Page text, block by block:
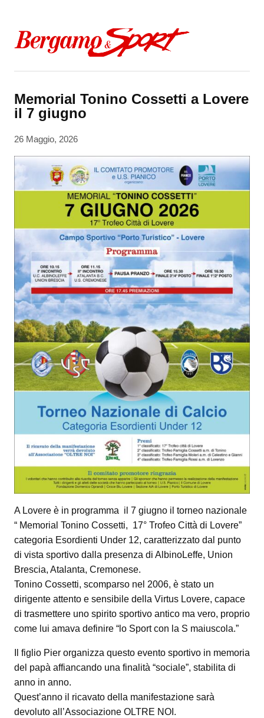
Memorial Tonino Cossetti a Lovere
il 7 giugno
26 Maggio, 2026
A Lovere è in programma il 7 giugno il torneo nazionale
“ Memorial Tonino Cossetti, 17° Trofeo Città di Lovere”
categoria Esordienti Under 12, caratterizzato dal punto
di vista sportivo dalla presenza di AlbinoLeffe, Union
Brescia, Atalanta, Cremonese.
Tonino Cossetti, scomparso nel 2006, è stato un
dirigente attento e sensibile della Virtus Lovere, capace
di trasmettere uno spirito sportivo antico ma vero, proprio
come lui amava definire “lo Sport con la S maiuscola.”
Il figlio Pier organizza questo evento sportivo in memoria
del papà affiancando una finalità “sociale”, stabilita di
anno in anno.
Quest’anno il ricavato della manifestazione sarà
devoluto all’Associazione OLTRE NOI.